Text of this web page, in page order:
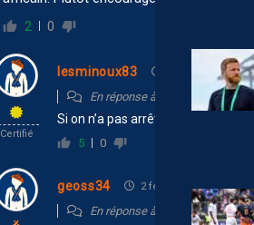
2 0
Certifié
lesminoux83 2 février 2017
En réponse à
Si on n’a pas arrêté d’en parler…
5 0
geoss34 2 février 2017 12:12
En réponse à lesminoux83